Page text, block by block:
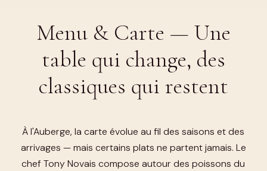
Menu & Carte — Une
table qui change, des
classiques qui restent
À l'Auberge, la carte évolue au fil des saisons et des
arrivages — mais certains plats ne partent jamais. Le
chef Tony Novais compose autour des poissons du